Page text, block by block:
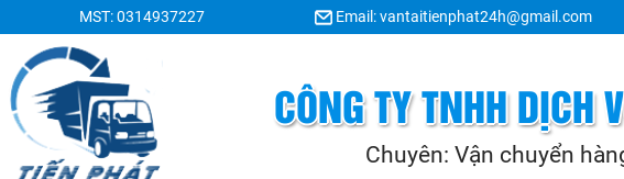
MST: 0314937227 Email: vantaitienphat24h@gmail.com